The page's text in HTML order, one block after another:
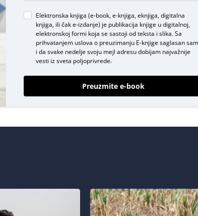
Elektronska knjiga (e-book, e-knjiga, eknjiga, digitalna
knjiga, ili čak e-izdanje) je publikacija knjige u digitalnoj,
elektronskoj formi koja se sastoji od teksta i slika. Sa
prihvatanjem uslova o preuzimanju E-knjigesaglasan sam
i da svake nedelje svoju mejl adresu dobijam najvažnije
vesti iz sveta poljoprivrede.
Preuzmite e-book